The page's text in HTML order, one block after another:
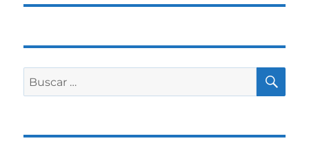
Buscar
por: